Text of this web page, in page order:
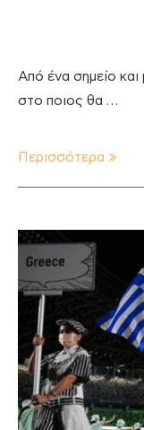
Από ένα σημείο και
στο ποιος θα …
Περισσότερα